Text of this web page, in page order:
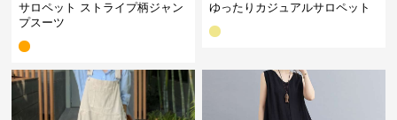
サロペット ストライプ柄ジャン
プスーツ
ゆったりカジュアルサロペット